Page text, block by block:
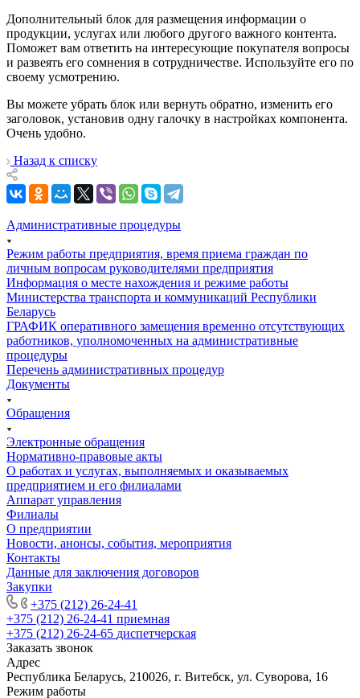
Дополнительный блок для размещения информации о
продукции, услугах или любого другого важного контента.
Поможет вам ответить на интересующие покупателя вопросы
и развеять его сомнения в сотрудничестве. Используйте его по
своему усмотрению.
Вы можете убрать блок или вернуть обратно, изменить его
заголовок, установив одну галочку в настройках компонента.
Очень удобно.
Назад к списку
Административные процедуры
Режим работы предприятия, время приема граждан по
личным вопросам руководителями предприятия
Информация о месте нахождения и режиме работы
Министерства транспорта и коммуникаций Республики
Беларусь
ГРАФИК оперативного замещения временно отсутствующих
работников, уполномоченных на административные
процедуры
Перечень административных процедур
Документы
Обращения
Электронные обращения
Нормативно-правовые акты
О работах и услугах, выполняемых и оказываемых
предприятием и его филиалами
Аппарат управления
Филиалы
О предприятии
Новости, анонсы, события, мероприятия
Контакты
Данные для заключения договоров
Закупки
+375 (212) 26-24-41
+375 (212) 26-24-41 приемная
+375 (212) 26-24-65 диспетчерская
Заказать звонок
Адрес
Республика Беларусь, 210026, г. Витебск, ул. Суворова, 16
Режим работы